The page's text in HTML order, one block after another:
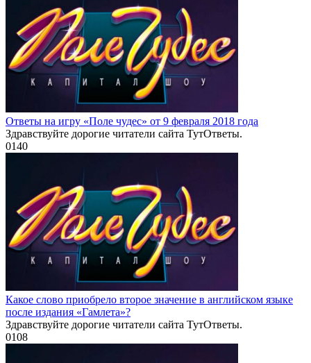
Ответы на игру «Поле чудес» от 9 февраля 2018 года
Здравствуйте дорогие читатели сайта ТутОтветы.
0140
Какое слово приобрело второе значение в английском языке
после издания «Гамлета»?
Здравствуйте дорогие читатели сайта ТутОтветы.
0108